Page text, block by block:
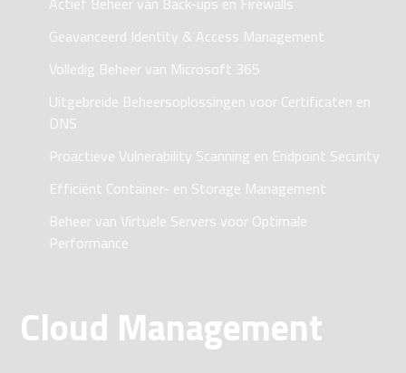
Geavanceerd Identity & Access Management
Volledig Beheer van Microsoft 365
Uitgebreide Beheersoplossingen voor Certificaten en
DNS
Proactieve Vulnerability Scanning en Endpoint Security
Efficiënt Container- en Storage Management
Beheer van Virtuele Servers voor Optimale
Performance
Cloud Management